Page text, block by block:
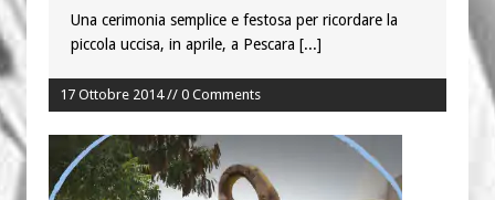
Una cerimonia semplice e festosa per ricordare la
piccola uccisa, in aprile, a Pescara [...]
17 Ottobre 2014 // 0 Comments